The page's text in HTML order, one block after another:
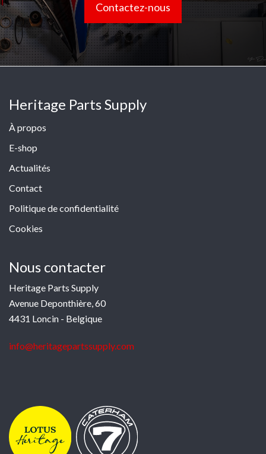
Contactez-nous
Heritage Parts Supply
À propos
E-shop
Actualités
Contact
Politique de confidentialité
Cookies
Nous contacter
Heritage Parts Supply
Avenue Deponthière, 60
4431 Loncin - Belgique
info@heritagepartssupply.com